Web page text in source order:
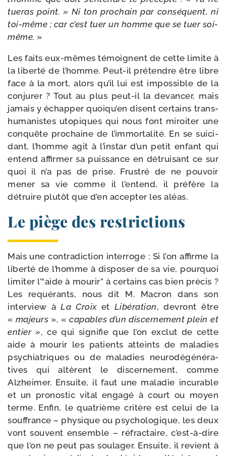
tue­ras point. » Ni ton pro­chain par consé­quent, ni
toi-​même ; car c’est tuer un homme que se tuer soi-​
même. »
Les faits eux-​mêmes témoignent de cette limite à
la liber­té de l’homme. Peut-​il pré­tendre être libre
face à la mort, alors qu’il lui est impos­sible de la
conju­rer ? Tout au plus peut-​il la devan­cer, mais
jamais y échap­per quoiqu’en disent cer­tains trans­
hu­ma­nistes uto­piques qui nous font miroi­ter une
conquête pro­chaine de l’immortalité. En se sui­ci­
dant, l’homme agit à l’instar d’un petit enfant qui
entend affir­mer sa puis­sance en détrui­sant ce sur
quoi il n’a pas de prise. Frustré de ne pou­voir
mener sa vie comme il l’entend, il pré­fère la
détruire plu­tôt que d’en accep­ter les aléas.
Le piège des restrictions
Mais une contra­dic­tion inter­roge : Si l’on affirme la
liber­té de l’homme à dis­po­ser de sa vie, pour­quoi
limi­ter l’“aide à mou­rir” à cer­tains cas bien pré­cis ?
Les requé­rants, nous dit M. Macron dans son
inter­view àLa Croixet Libération, devront être
« majeurs », « capables d’un dis­cer­ne­ment plein et
entier », ce qui signi­fie que l’on exclut de cette
aide à mou­rir les patients atteints de mala­dies
psy­chia­triques ou de mala­dies neu­ro­dé­gé­né­ra­
tives qui altèrent le dis­cer­ne­ment, comme
Alzheimer. Ensuite, il faut une mala­die incu­rable
et un pro­nos­tic vital enga­gé à court ou moyen
terme. Enfin, le qua­trième cri­tère est celui de la
souf­france – phy­sique ou psy­cho­lo­gique, les deux
vont sou­vent ensemble – réfrac­taire, c’est-à-dire
que l’on ne peut pas sou­la­ger. Ensuite, il revient à